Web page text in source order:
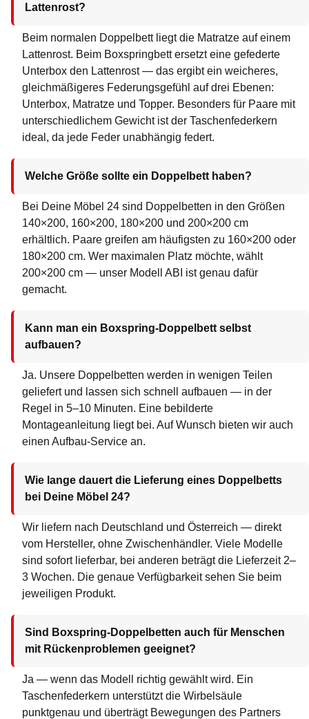
Lattenrost?
Beim normalen Doppelbett liegt die Matratze auf einem
Lattenrost. Beim Boxspringbett ersetzt eine gefederte
Unterbox den Lattenrost — das ergibt ein weicheres,
gleichmäßigeres Federungsgefühl auf drei Ebenen:
Unterbox, Matratze und Topper. Besonders für Paare mit
unterschiedlichem Gewicht ist der Taschenfederkern
ideal, da jede Feder unabhängig federt.
Welche Größe sollte ein Doppelbett haben?
Bei Deine Möbel 24 sind Doppelbetten in den Größen
140×200, 160×200, 180×200 und 200×200 cm
erhältlich. Paare greifen am häufigsten zu 160×200 oder
180×200 cm. Wer maximalen Platz möchte, wählt
200×200 cm — unser Modell ABI ist genau dafür
gemacht.
Kann man ein Boxspring-Doppelbett selbst
aufbauen?
Ja. Unsere Doppelbetten werden in wenigen Teilen
geliefert und lassen sich schnell aufbauen — in der
Regel in 5–10 Minuten. Eine bebilderte
Montageanleitung liegt bei. Auf Wunsch bieten wir auch
einen Aufbau-Service an.
Wie lange dauert die Lieferung eines Doppelbetts
bei Deine Möbel 24?
Wir liefern nach Deutschland und Österreich — direkt
vom Hersteller, ohne Zwischenhändler. Viele Modelle
sind sofort lieferbar, bei anderen beträgt die Lieferzeit 2–
3 Wochen. Die genaue Verfügbarkeit sehen Sie beim
jeweiligen Produkt.
Sind Boxspring-Doppelbetten auch für Menschen
mit Rückenproblemen geeignet?
Ja — wenn das Modell richtig gewählt wird. Ein
Taschenfederkern unterstützt die Wirbelsäule
punktgenau und überträgt Bewegungen des Partners